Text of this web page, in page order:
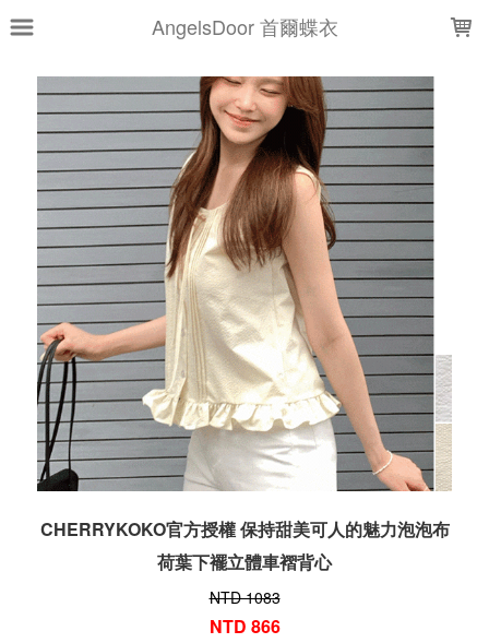
AngelsDoor 首爾蝶衣
CHERRYKOKO官方授權 保持甜美可人的魅力泡泡布
荷葉下襬立體車褶背心
NTD 1083
NTD 866